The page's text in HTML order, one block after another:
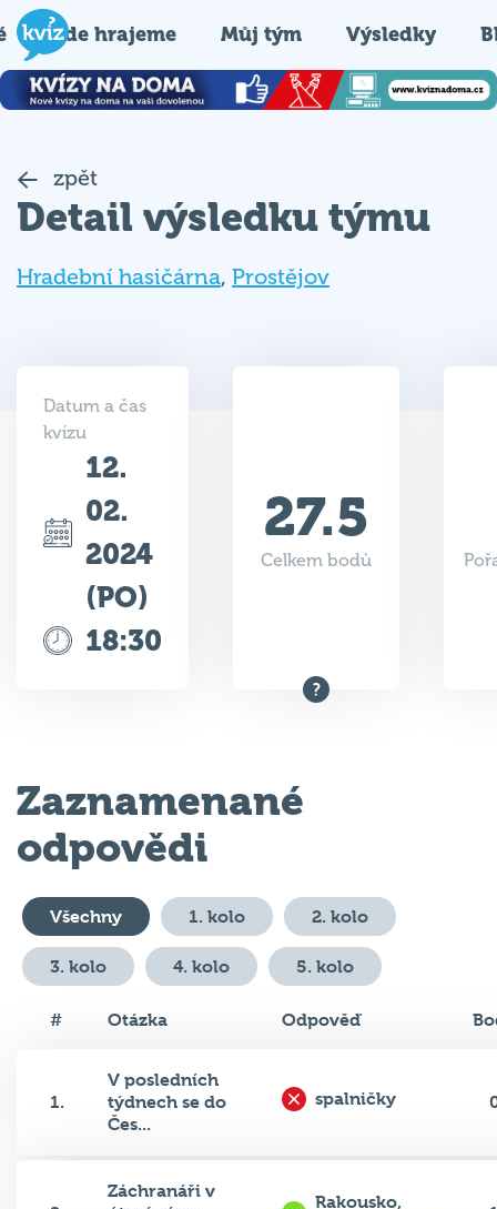
Kde hrajeme Můj tým Výsledky
zpět
Detail výsledku týmu
Hradební hasičárna, Prostějov
Datum a čas
kvízu
12.
02.
2024
(PO)
18:30
27.5
Celkem bodů
Zaznamenané
odpovědi
Všechny 1. kolo 2. kolo
3. kolo 4. kolo 5. kolo
# Otázka Odpověď
1.
V posledních
týdnech se do
Čes...
spalničky
Záchranáři v
Rakousko,